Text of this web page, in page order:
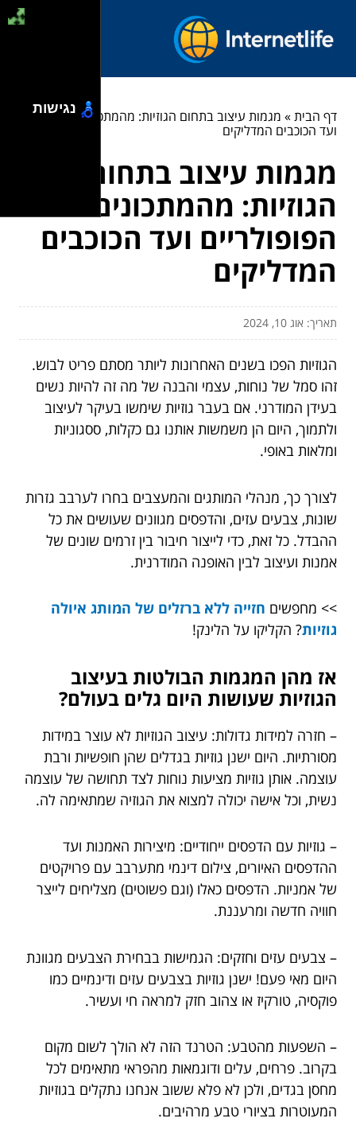
דף הבית» מגמות עיצוב בתחום הגוזיות: מהמתכונים הפופולריים
ועד הכוכבים המדליקים
מגמות עיצוב בתחום
הגוזיות: מהמתכונים
הפופולריים ועד הכוכבים
המדליקים
תאריך: אוג 10, 2024
הגוזיות הפכו בשנים האחרונות ליותר מסתם פריט לבוש.
זהו סמל של נוחות, עצמי והבנה של מה זה להיות נשים
בעידן המודרני. אם בעבר גוזיות שימשו בעיקר לעיצוב
ולתמוך, היום הן משמשות אותנו גם כקלות, ססגוניות
ומלאות באופי.
לצורך כך, מנהלי המותגים והמעצבים בחרו לערבב גזרות
שונות, צבעים עזים, והדפסים מגוונים שעושים את כל
ההבדל. כל זאת, כדי לייצור חיבור בין זרמים שונים של
אמנות ועיצוב לבין האופנה המודרנית.
>> מחפשים חזייה ללא ברזלים של המותג איולה
גוזיות? הקליקו על הלינק!
אז מהן המגמות הבולטות בעיצוב
הגוזיות שעושות היום גלים בעולם?
– חזרה למידות גדולות: עיצוב הגוזיות לא עוצר במידות
מסורתיות. היום ישנן גוזיות בגדלים שהן חופשיות ורבת
עוצמה. אותן גוזיות מציעות נוחות לצד תחושה של עוצמה
נשית, וכל אישה יכולה למצוא את הגוזיה שמתאימה לה.
– גוזיות עם הדפסים ייחודיים: מיצירות האמנות ועד
ההדפסים האיורים, צילום דינמי מתערבב עם פרויקטים
של אמניות. הדפסים כאלו (וגם פשוטים) מצליחים לייצר
חוויה חדשה ומרעננת.
– צבעים עזים וחזקים: הגמישות בבחירת הצבעים מגוונת
היום מאי פעם! ישנן גוזיות בצבעים עזים ודינמיים כמו
פוקסיה, טורקיז או צהוב חזק למראה חי ועשיר.
– השפעות מהטבע: הטרנד הזה לא הולך לשום מקום
בקרוב. פרחים, עלים ודוגמאות מהפראי מתאימים לכל
מחסן בגדים, ולכן לא פלא ששוב אנחנו נתקלים בגוזיות
המעוטרות בציורי טבע מרהיבים.
נגישות